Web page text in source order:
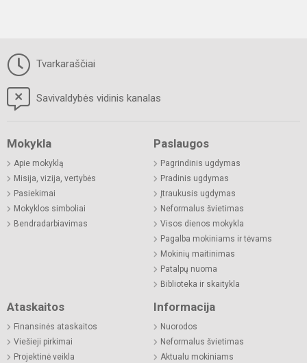
Tvarkaraščiai
Savivaldybės vidinis kanalas
Mokykla
Apie mokyklą
Misija, vizija, vertybės
Pasiekimai
Mokyklos simboliai
Bendradarbiavimas
Paslaugos
Pagrindinis ugdymas
Pradinis ugdymas
Įtraukusis ugdymas
Neformalus švietimas
Visos dienos mokykla
Pagalba mokiniams ir tėvams
Mokinių maitinimas
Patalpų nuoma
Biblioteka ir skaitykla
Ataskaitos
Finansinės ataskaitos
Viešieji pirkimai
Projektinė veikla
Informacija
Nuorodos
Neformalus švietimas
Aktualu mokiniams